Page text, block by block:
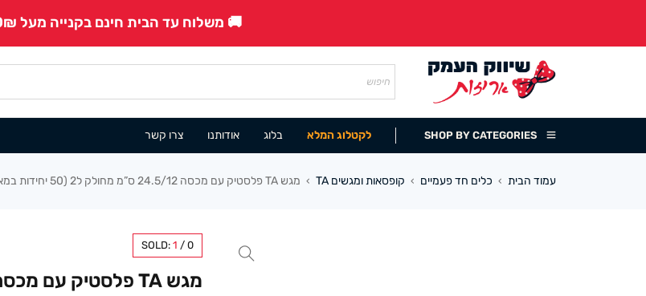
🚚 משלוח עד הבית חינם בקנייה מעל 500₪!
SHOP BY CATEGORIES לקטלוג המלא בלוג אודותנו צרו קשר
עמוד הבית › כלים חד פעמיים › קופסאות ומגשים TA › מגש TA פלסטיק עם מכסה 24.5/12 ס”מ מחולק ל2 (50 יחידות במארז ) זהב
SOLD: 1 / 0